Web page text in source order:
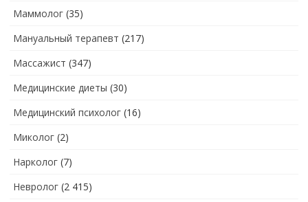
Маммолог (35)
Мануальный терапевт (217)
Массажист (347)
Медицинские диеты (30)
Медицинский психолог (16)
Миколог (2)
Нарколог (7)
Невролог (2 415)